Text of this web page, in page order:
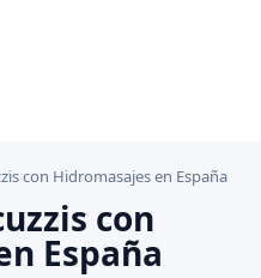
con Hidromasajes en España
con
España